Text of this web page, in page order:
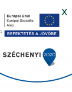
x
navigáció